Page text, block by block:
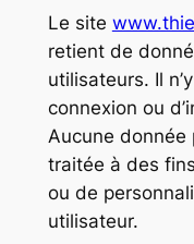
Le site
retient de
utilisateurs. Il
connexion ou
Aucune donnée
traitée à des
ou de
utilisateur.